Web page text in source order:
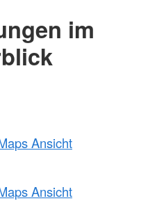
im
Ansicht
Ansicht